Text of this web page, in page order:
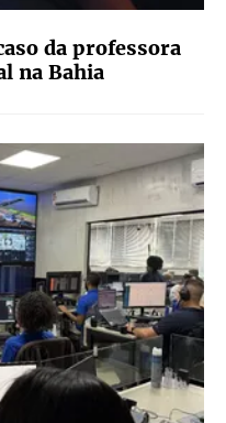
da professora
na Bahia